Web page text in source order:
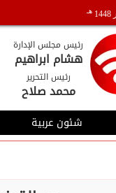
هـ
رئيس مجلس الإدارة
هشام ابراهيم
رئيس التحرير
محمد صلاح
شئون عربية